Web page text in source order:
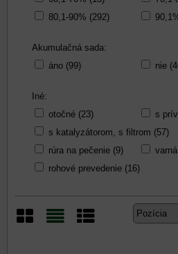
80,1-90% (292)
Akumulačná sada:
áno (99)
nie
Iné:
otočné (23)
s
s katalyzátorom, s filtrom (57)
rúra na pečenie (9)
rohové prevedenie (16)